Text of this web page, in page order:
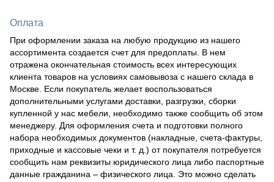
Оплата
При оформлении заказа на любую продукцию из нашего
ассортимента создается счет для предоплаты. В нем
отражена окончательная стоимость всех интересующих
клиента товаров на условиях самовывоза с нашего склада в
Москве. Если покупатель желает воспользоваться
дополнительными услугами доставки, разгрузки, сборки
купленной у нас мебели, необходимо также сообщить об этом
менеджеру. Для оформления счета и подготовки полного
набора необходимых документов (накладные, счета-фактуры,
приходные и кассовые чеки и т. д.) от покупателя потребуется
сообщить нам реквизиты юридического лица либо паспортные
данные гражданина – физического лица. Это можно сделать